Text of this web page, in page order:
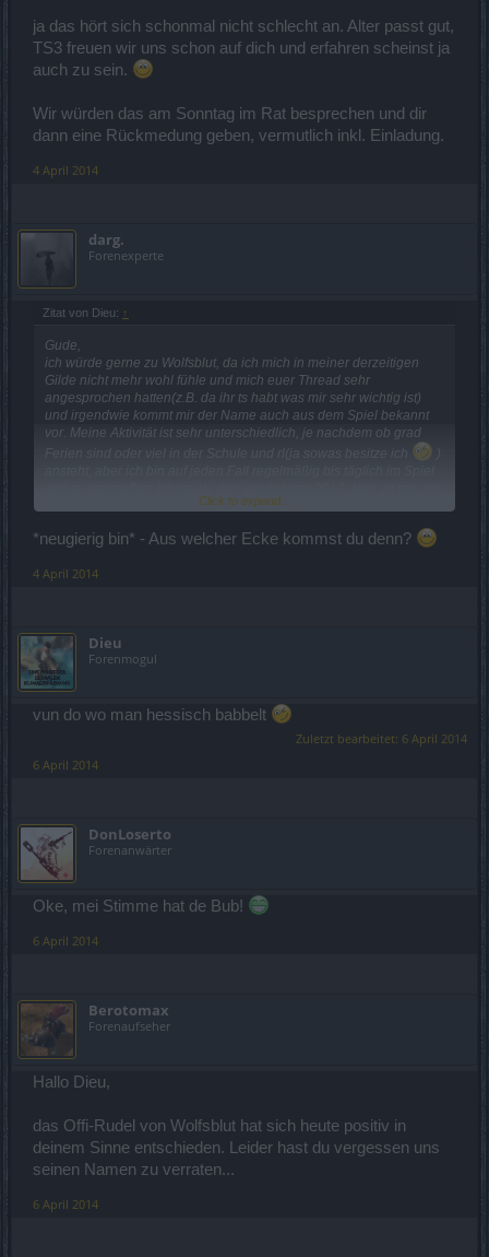
EDIT: habe nach dem 45er cap erstmal etwas länger pausiert
ja das hört sich schonmal nicht schlecht an. Alter passt gut,
TS3 freuen wir uns schon auf dich und erfahren scheinst ja
auch zu sein.
Wir würden das am Sonntag im Rat besprechen und dir
dann eine Rückmedung geben, vermutlich inkl. Einladung.
4 April 2014
darg.
Forenexperte
Zitat von Dieu: ↑
Gude,
ich würde gerne zu Wolfsblut, da ich mich in meiner derzeitigen
Gilde nicht mehr wohl fühle und mich euer Thread sehr
angesprochen hatten(z.B. da ihr ts habt was mir sehr wichtig ist)
und irgendwie kommt mir der Name auch aus dem Spiel bekannt
vor. Meine Aktivität ist sehr unterschiedlich, je nachdem ob grad
bin fast 18 jahre alt, gehe auf eine gymnasiale Oberstufe und liebe
weitere uniques (fast nur uniques
), mit zwischenwelten bin ich
mir, spiele aber am liebsten events.
Click to expand...
*neugierig bin* - Aus welcher Ecke kommst du denn?
4 April 2014
Dieu
Forenmogul
vun do wo man hessisch babbelt
Zuletzt bearbeitet: 6 April 2014
6 April 2014
DonLoserto
Forenanwärter
Oke, mei Stimme hat de Bub!
6 April 2014
Berotomax
Forenaufseher
Hallo Dieu,
das Offi-Rudel von Wolfsblut hat sich heute positiv in
deinem Sinne entschieden. Leider hast du vergessen uns
seinen Namen zu verraten...
6 April 2014